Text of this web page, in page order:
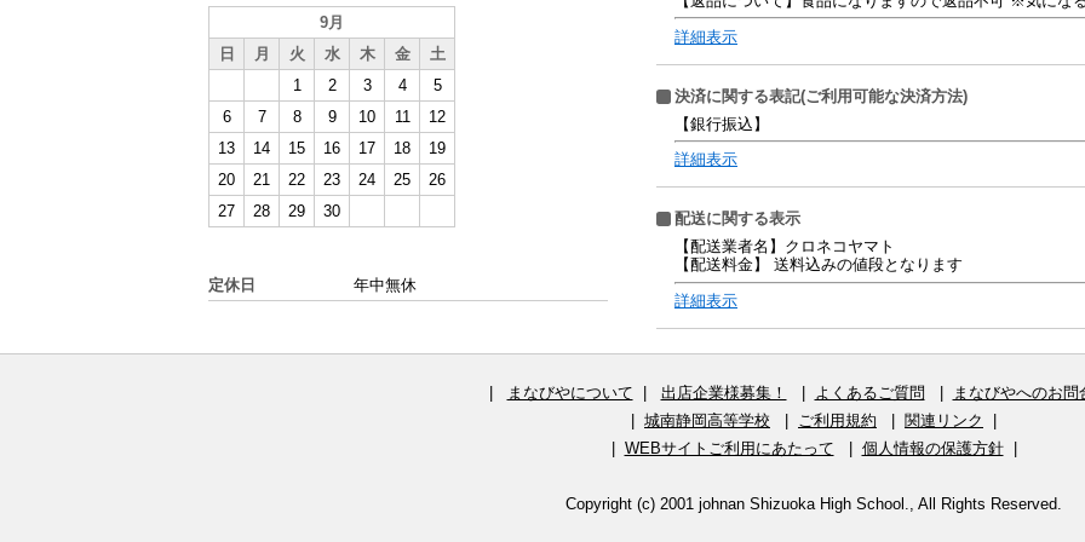
9月
日
月 火 水 木 金
土
1
2 3 4
5
6
7 8 9 10 11
12
13
14 15 16 17 18
19
20
21 22 23 24 25
26
27
28 29 30
定休日 年中無休
詳細表示
決済に関する表記(ご利用可能な決済方法)
【銀行振込】
詳細表示
配送に関する表示
【配送業者名】クロネコヤマト
【配送料金】 送料込みの値段となります
詳細表示
まなびやについて 出店企業様募集！ よくあるご質問 まなびやへのお問
城南静岡高等学校 ご利用規約 関連リンク
WEBサイトご利用にあたって 個人情報の保護方針|
Copyright (c) 2001 johnan Shizuoka High School., All Rights Reserved.